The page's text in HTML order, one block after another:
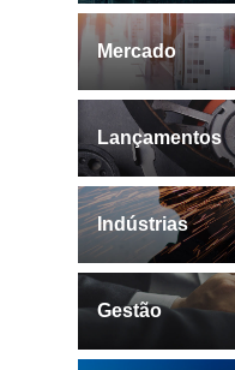
Mercado
Lançamentos
Indústrias
Gestão